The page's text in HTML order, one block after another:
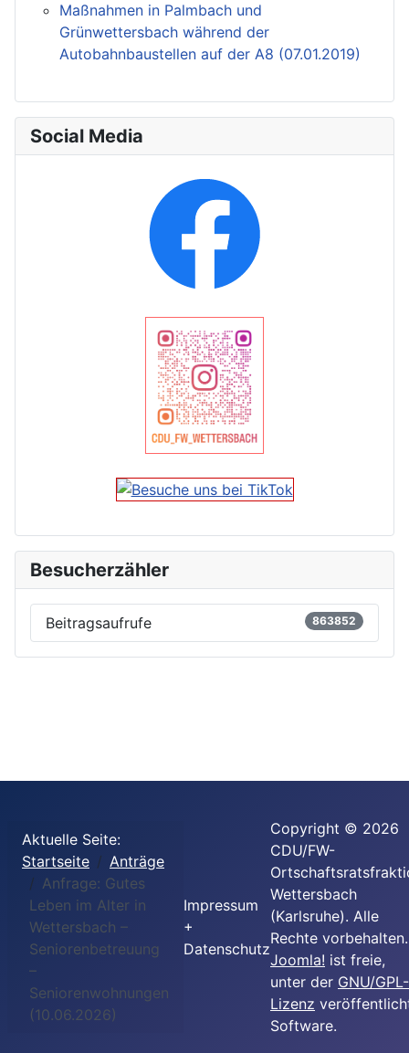
Maßnahmen in Palmbach und
Grünwettersbach während der
Autobahnbaustellen auf der A8 (07.01.2019)
Social Media
Besucherzähler
Beitragsaufrufe 863852
Aktuelle Seite:
Startseite
Anträge
Anfrage: Gutes
Leben im Alter in
Wettersbach –
Seniorenbetreuung
–
Seniorenwohnungen
(10.06.2026)
Impressum
+
Datenschutz
Copyright © 2026
CDU/FW-
Wettersbach
(Karlsruhe). Alle
Rechte vorbehalten.
Joomla! ist freie,
unter der GNU/GPL-
Lizenz
Software.